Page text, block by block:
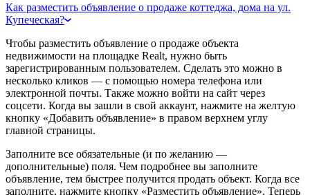
Как разместить объявление о продаже коттеджа, дома на ул.
Купеческая?
Чтобы разместить объявление о продаже объекта
недвижимости на площадке Realt, нужно быть
зарегистрированным пользователем. Сделать это можно в
несколько кликов — с помощью номера телефона или
электронной почты. Также можно войти на сайт через
соцсети. Когда вы зашли в свой аккаунт, нажмите на желтую
кнопку «Добавить объявление» в правом верхнем углу
главной страницы.
Заполните все обязательные (и по желанию —
дополнительные) поля. Чем подробнее вы заполните
объявление, тем быстрее получится продать объект. Когда все
заполните, нажмите кнопку «Разместить объявление». Теперь